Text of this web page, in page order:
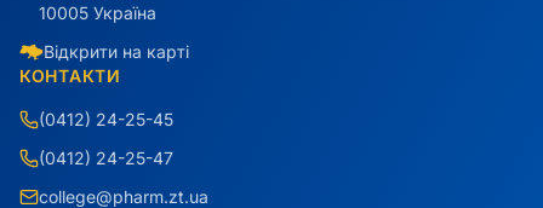
10005 Україна
Відкрити на карті
КОНТАКТИ
(0412) 24-25-45
(0412) 24-25-47
college@pharm.zt.ua